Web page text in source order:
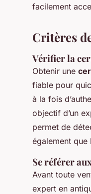
facilement
Critères
Vérifier la
Obtenir une
fiable pour
à la fois
objectif d’un
permet de
également
Se référer
Avant toute
expert en